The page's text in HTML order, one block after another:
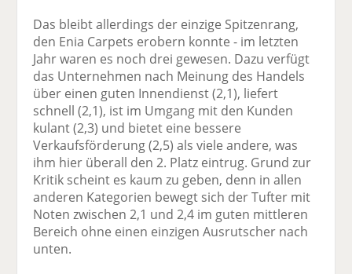
Das bleibt allerdings der einzige Spitzenrang,
den Enia Carpets erobern konnte - im letzten
Jahr waren es noch drei gewesen. Dazu verfügt
das Unternehmen nach Meinung des Handels
über einen guten Innendienst (2,1), liefert
schnell (2,1), ist im Umgang mit den Kunden
kulant (2,3) und bietet eine bessere
Verkaufsförderung (2,5) als viele andere, was
ihm hier überall den 2. Platz eintrug. Grund zur
Kritik scheint es kaum zu geben, denn in allen
anderen Kategorien bewegt sich der Tufter mit
Noten zwischen 2,1 und 2,4 im guten mittleren
Bereich ohne einen einzigen Ausrutscher nach
unten.